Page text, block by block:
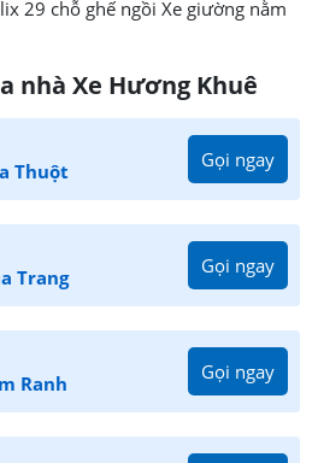
29 chỗ ghế ngồi Xe giường nằm
nhà Xe Hương Khuê
Thuột Gọi ngay
Trang Gọi ngay
Ranh Gọi ngay